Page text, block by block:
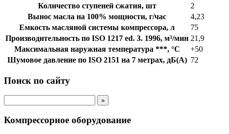
Количество ступеней сжатия, шт
2
Вынос масла на 100% мощности, г/час
4,23
Емкость масляной системы компрессора, л
75
Производительность по ISO 1217 ed. 3. 1996, м³/мин 21,9
Максимальная наружная температура ***, °С
+50
Шумовое давление по ISO 2151 на 7 метрах, дБ(А) 72
Поиск по сайту
Компрессорное оборудование